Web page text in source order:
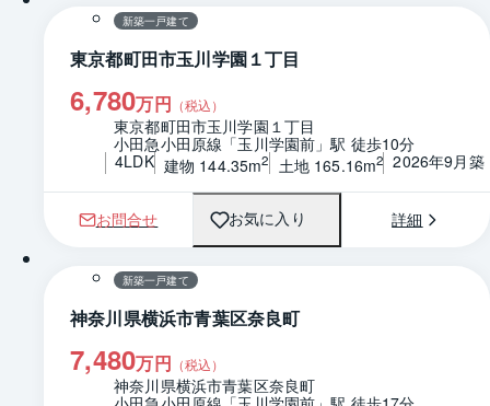
新築一戸建て
東京都町田市玉川学園１丁目
6,780万円 （税込）
東京都町田市玉川学園１丁目
小田急小田原線「玉川学園前」駅 徒歩10分
4LDK 建物 144.35m2 土地 165.16m2 2026年9月築
お問合せ お気に入り 詳細
1 / 0 間取り
新築一戸建て
神奈川県横浜市青葉区奈良町
7,480万円 （税込）
神奈川県横浜市青葉区奈良町